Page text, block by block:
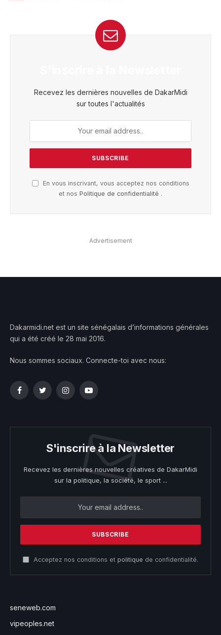
Recevez les dernières nouvelles de DakarMidi
sur toutes l'actualités
En vous inscrivant, vous acceptez nos conditions
et nos Politique de confidentialité .
Advertisement
Dakarmidi.net est un site sénégalais d’informations générales
qui a été créé le 28 mai 2016.
Nous sommes sociaux. Connecte-toi avec nous:
FacebookTwitterInstagramYouTube
S'inscrire à la Newsletter
Recevez les dernières nouvelles créatives de DakarMidi
sur la politique, la société, le sport ...
Acceptez nos conditions et politique de confidentialité.
seneweb.com
vipeoples.net